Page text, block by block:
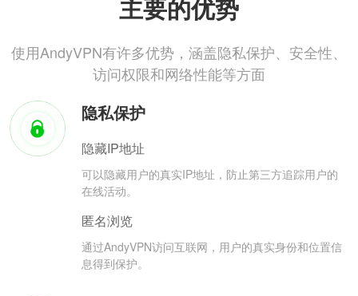
主要的优势
使用AndyVPN有许多优势，涵盖隐私保护、安全性、
访问权限和网络性能等方面
隐私保护
隐藏IP地址
可以隐藏用户的真实IP地址，防止第三方追踪用户的
在线活动。
匿名浏览
通过AndyVPN访问互联网，用户的真实身份和位置信
息得到保护。